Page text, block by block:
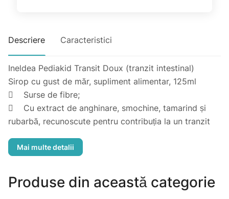
Descriere Caracteristici
Ineldea Pediakid Transit Doux (tranzit intestinal)
Sirop cu gust de măr, supliment alimentar, 125ml
 Surse de fibre;
 Cu extract de anghinare, smochine, tamarind și
rubarbă, recunoscute pentru contribuția la un tranzit
 Sirop de agave și ingrediente de origine naturală;
Laboratoarele INELDEA au dezvoltat PEDIAKID: o
gamă de produse formulate conform cerințelor de
Produse din această categorie